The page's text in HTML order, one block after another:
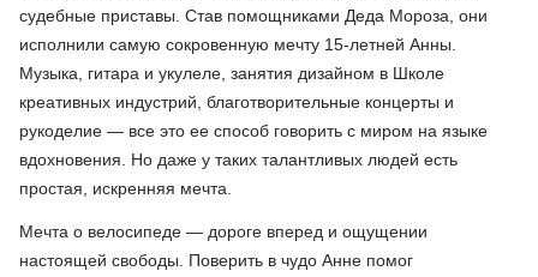
судебные приставы. Став помощниками Деда Мороза, они
исполнили самую сокровенную мечту 15-летней Анны.
Музыка, гитара и укулеле, занятия дизайном в Школе
креативных индустрий, благотворительные концерты и
рукоделие — все это ее способ говорить с миром на языке
вдохновения. Но даже у таких талантливых людей есть
простая, искренняя мечта.
Мечта о велосипеде — дороге вперед и ощущении
настоящей свободы. Поверить в чудо Анне помог